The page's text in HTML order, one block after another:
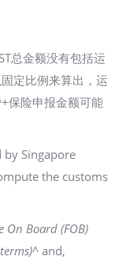
总金额没有包括运
定比例来算出，运
保险申报金额可能
Singapore
the customs
On Board (FOB)
^ and,